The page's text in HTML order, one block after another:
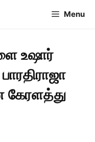
Menu
உஷார்
கேரளத்து